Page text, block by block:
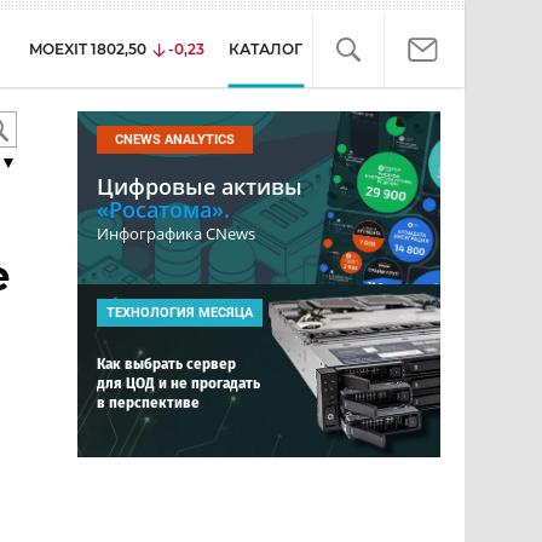
MOEXIT 1802,50 -0,23 КАТАЛОГ
CNEWS ANALYTICS
Цифровые активы
«Росатома».
Инфографика CNews
ТЕХНОЛОГИЯ МЕСЯЦА
Как выбрать сервер
для ЦОД и не прогадать
в перспективе